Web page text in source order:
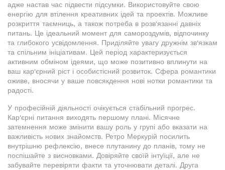
адже настав час підвести підсумки. Використовуйте свою
енергію для втілення креативних ідей та проектів. Можливе
розкриття таємниць, а також потреба в розв'язанні давніх
питань. Це ідеальний момент для самороздумів, відпочинку
та глибокого усвідомлення. Приділяйте увагу дружнім зв'язкам
та спільним ініціативам. Цей період характеризується
активним обміном ідеями, що може позитивно вплинути на
ваш кар'єрний ріст і особистісний розвиток. Сфера романтики
оживе, вносячи у ваше повсякдення нові нотки романтики та
радості.
У професійній діяльності очікується стабільний прогрес.
Кар'єрні питання виходять першому плані. Місячне
затемнення може змінити вашу роль у групі або вказати на
важливість нових знайомств. Ретро Меркурій посилить
внутрішню рефлексію, внесе плутанину до планів, тому не
поспішайте з висновками. Довіряйте своїй інтуїції, але не
забувайте перевіряти факти та уточнювати деталі. Друга